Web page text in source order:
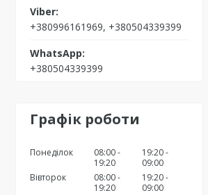
+380996161969, +380504339399
+380504339399
Графік роботи
Понеділок
08:00
19:20
19:20
09:00
Вівторок
08:00
19:20
19:20
09:00